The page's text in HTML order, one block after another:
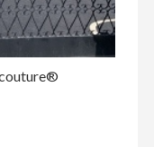
couture®